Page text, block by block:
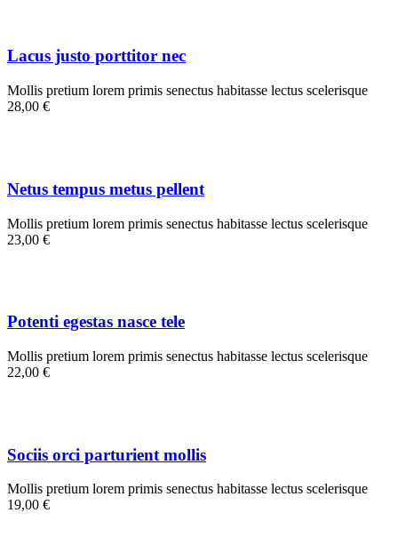
Lacus justo porttitor nec
Mollis pretium lorem primis senectus habitasse lectus scelerisque
28,00 €
Netus tempus metus pellent
Mollis pretium lorem primis senectus habitasse lectus scelerisque
23,00 €
Potenti egestas nasce tele
Mollis pretium lorem primis senectus habitasse lectus scelerisque
22,00 €
Sociis orci parturient mollis
Mollis pretium lorem primis senectus habitasse lectus scelerisque
19,00 €